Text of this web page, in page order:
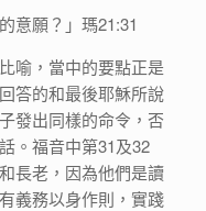
意願？」瑪21:31
喻，當中的要點正是
答的和最後耶穌所說
發出同樣的命令，否
。福音中第31及32
長老，因為他們是讀
義務以身作則，實踐